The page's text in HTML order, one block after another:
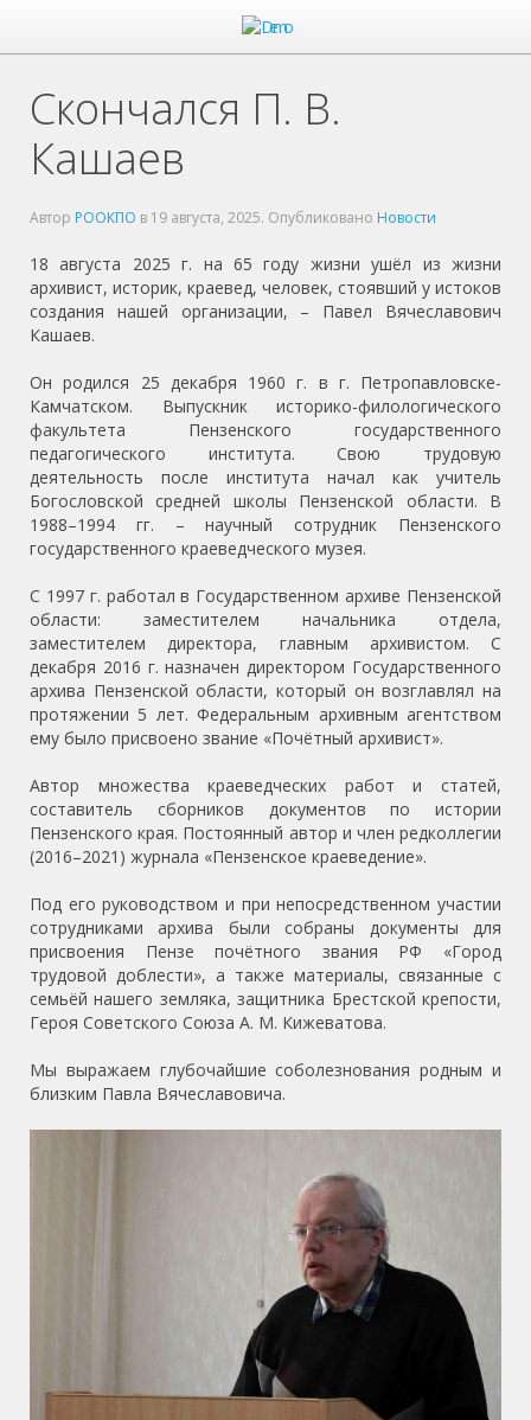
Скончался П. В.
Кашаев
Автор РООКПО в 19 августа, 2025. Опубликовано Новости
18 августа 2025 г. на 65 году жизни ушёл из жизни
архивист, историк, краевед, человек, стоявший у истоков
создания нашей организации, – Павел Вячеславович
Кашаев.
Он родился 25 декабря 1960 г. в г. Петропавловске-
Камчатском. Выпускник историко-филологического
факультета Пензенского государственного
педагогического института. Свою трудовую
деятельность после института начал как учитель
Богословской средней школы Пензенской области. В
1988–1994 гг. – научный сотрудник Пензенского
государственного краеведческого музея.
С 1997 г. работал в Государственном архиве Пензенской
области: заместителем начальника отдела,
заместителем директора, главным архивистом. С
декабря 2016 г. назначен директором Государственного
архива Пензенской области, который он возглавлял на
протяжении 5 лет. Федеральным архивным агентством
ему было присвоено звание «Почётный архивист».
Автор множества краеведческих работ и статей,
составитель сборников документов по истории
Пензенского края. Постоянный автор и член редколлегии
(2016–2021) журнала «Пензенское краеведение».
Под его руководством и при непосредственном участии
сотрудниками архива были собраны документы для
присвоения Пензе почётного звания РФ «Город
трудовой доблести», а также материалы, связанные с
семьёй нашего земляка, защитника Брестской крепости,
Героя Советского Союза А. М. Кижеватова.
Мы выражаем глубочайшие соболезнования родным и
близким Павла Вячеславовича.